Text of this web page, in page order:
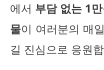
에서 부담 없는 1
물이 여러분의 매
길 진심으로 응원